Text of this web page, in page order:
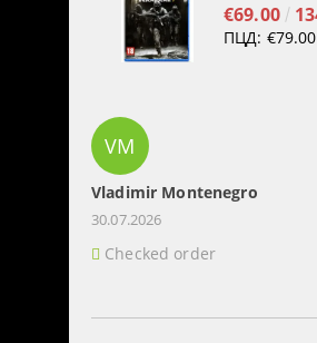
€69.00
ПЦД: €79.00
VM
Vladimir Montenegro
30.07.2026
Checked order